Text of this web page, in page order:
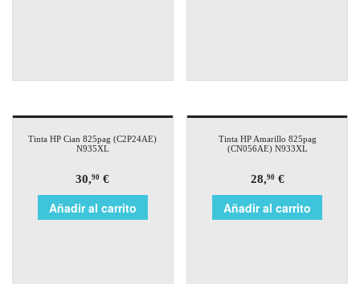
Tinta HP Cian 825pag (C2P24AE)
N935XL
30,90 €
Añadir al carrito
Tinta HP Amarillo 825pag
(CN056AE) N933XL
28,90€
Añadir al carrito